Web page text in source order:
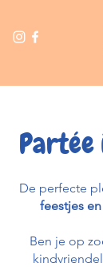
Partée
De perfecte
feestjes
Ben je op